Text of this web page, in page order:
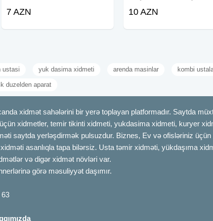
daşınması Cehizlerin daşınması
və seyflerin
7 AZN
paketlenmesi ve dasinmasi.
seyiflerin
10 AZN
ustasi yuk dasima xidmeti arenda masinlar kombi
duzelden aparat
xidmət sahələrini bir yerə toplayan platformadır. Saytda
xidmetler, temir tikinti xidmeti, yukdasima xidmeti, kuryer
saytda yerləşdirmək pulsuzdur. Biznes, Ev və ofisləriniz
asanlıqla tapa bilərsiz. Usta təmir xidməti, yükdaşıma
və digər xidmət növləri var.
görə məsuliyyət daşımır.
63